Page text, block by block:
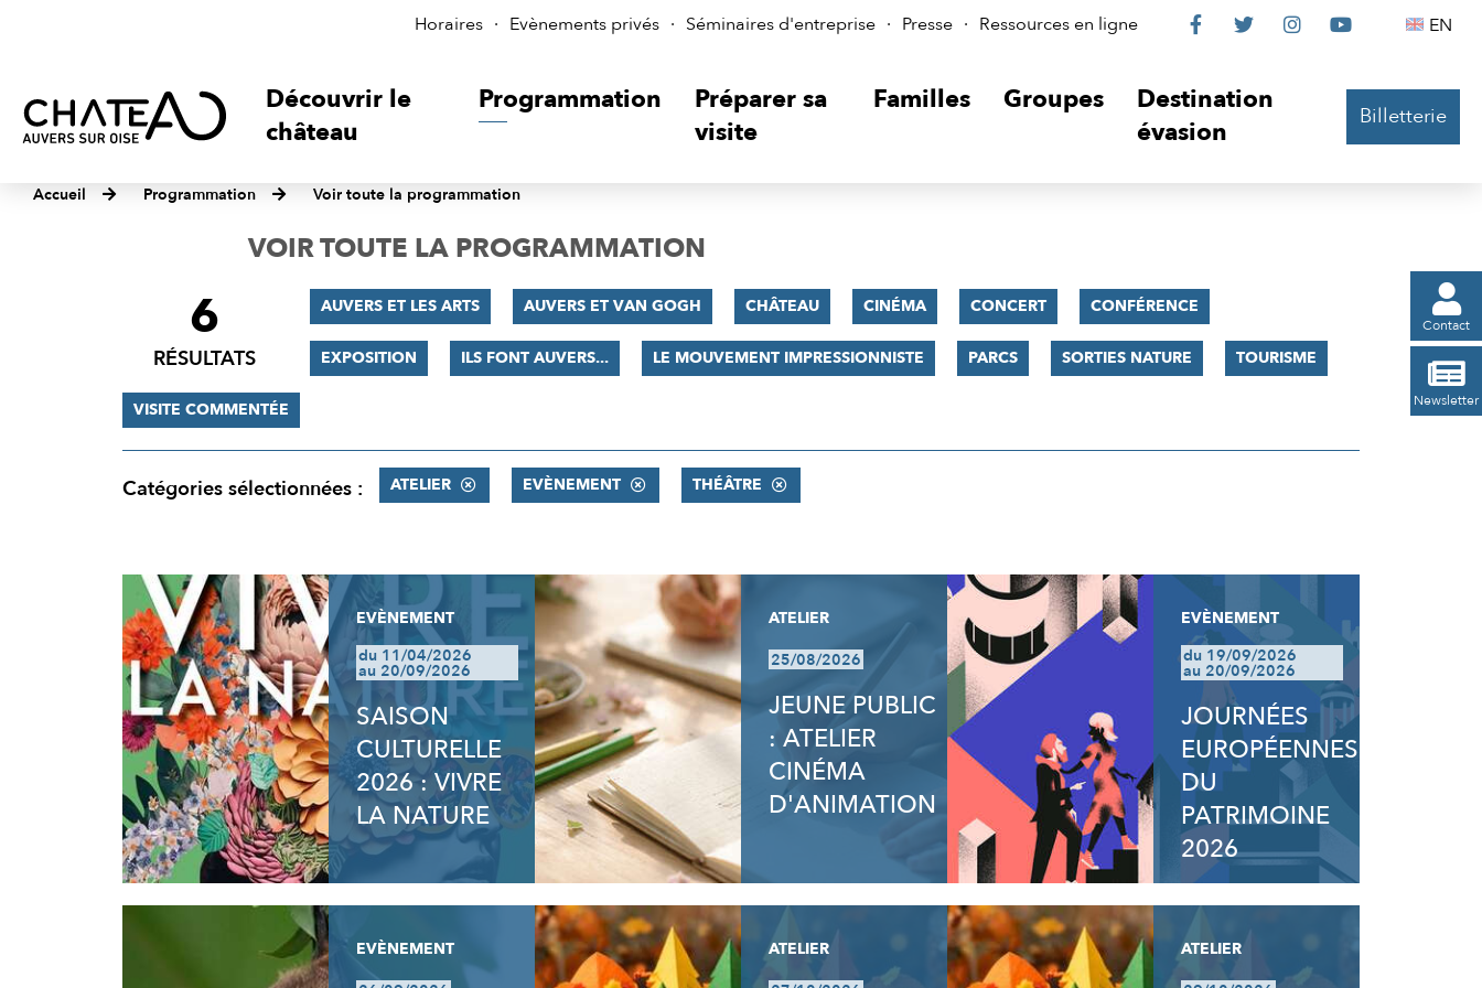
Horaires Evènements privés Séminaires d'entreprise Presse Ressources en ligne
Le
sur

Le

Le

Le
 EN
Découvrir le
château
Programmation
Préparer sa
visite
Familles Groupes
Destination
évasion
Billetterie
Accueil Programmation Voir toute la programmation

Contact

Newsletter
VOIR TOUTE LA PROGRAMMATION
FILTRER
RÉSULTATS
6
RÉSULTATS
AUVERS ET LES ARTS AUVERS ET VAN GOGH CHÂTEAU CINÉMA CONCERT CONFÉRENCE
EXPOSITION ILS FONT AUVERS... LE MOUVEMENT IMPRESSIONNISTE PARCS SORTIES NATURE TOURISME
VISITE COMMENTÉE
Catégories sélectionnées : ATELIER EVÈNEMENT THÉÂTRE
RÉSULTATS
EVÈNEMENT
du 11/04/2026
au 20/09/2026
SAISON
CULTURELLE
2026 : VIVRE
LA NATURE
ATELIER
25/08/2026
JEUNE PUBLIC
: ATELIER
CINÉMA
D'ANIMATION
EVÈNEMENT
du 19/09/2026
au 20/09/2026
JOURNÉES
EUROPÉENNES
DU
PATRIMOINE
2026
EVÈNEMENT
ATELIER
ATELIER